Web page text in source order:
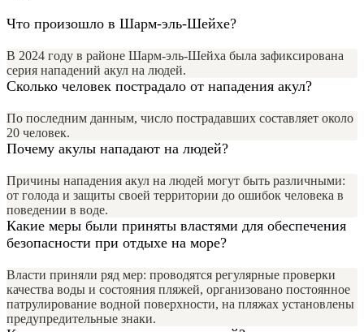
Что произошло в Шарм-эль-Шейхе?
В 2024 году в районе Шарм-эль-Шейха была зафиксирована
серия нападений акул на людей.
Сколько человек пострадало от нападения акул?
По последним данным, число пострадавших составляет около
20 человек.
Почему акулы нападают на людей?
Причины нападения акул на людей могут быть различными:
от голода и защиты своей территории до ошибок человека в
поведении в воде.
Какие меры были приняты властями для обеспечения
безопасности при отдыхе на море?
Власти приняли ряд мер: проводятся регулярные проверки
качества воды и состояния пляжей, организовано постоянное
патрулирование водной поверхности, на пляжах установлены
предупредительные знаки.